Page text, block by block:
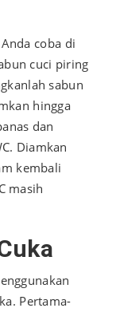
coba di
cuci piring
sabun
hingga
dan
Diamkan
kembali
masih
Pertama-